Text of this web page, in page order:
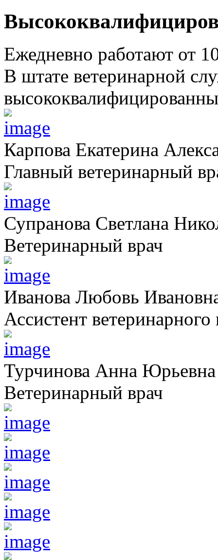
Ежедневно работают от
В штате ветеринарной
Карпова Екатерина
Главный ветеринарный
Супранова Светлана
Ветеринарный врач
Иванова Любовь
Ассистент ветеринарного
Турчинова Анна Юрьевна
Ветеринарный врач